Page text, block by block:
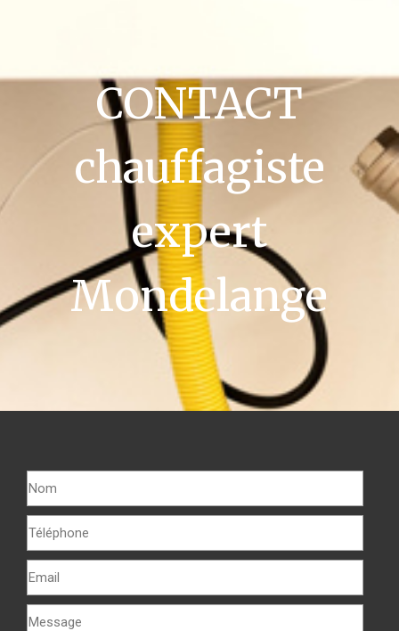
CONTACT
chauffagiste
expert
Mondelange